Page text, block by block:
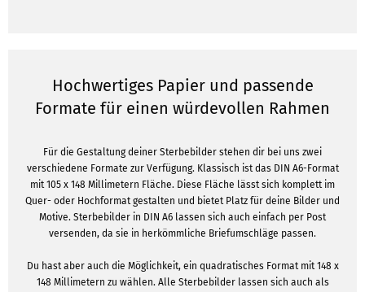
Hochwertiges Papier und passende
Formate für einen würdevollen Rahmen
Für die Gestaltung deiner Sterbebilder stehen dir bei uns zwei
verschiedene Formate zur Verfügung. Klassisch ist das DIN A6-Format
mit 105 x 148 Millimetern Fläche. Diese Fläche lässt sich komplett im
Quer- oder Hochformat gestalten und bietet Platz für deine Bilder und
Motive. Sterbebilder in DIN A6 lassen sich auch einfach per Post
versenden, da sie in herkömmliche Briefumschläge passen.
Du hast aber auch die Möglichkeit, ein quadratisches Format mit 148 x
148 Millimetern zu wählen. Alle Sterbebilder lassen sich auch als